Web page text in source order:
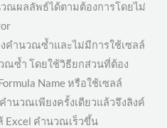
ณผลลัพธ์ได้ตามต้องการโดยไม่
คำนวณซ้ำและไม่มีการใช้เซลล์
ณซ้ำ โดยใช้วิธียกส่วนที่ต้อง
Name หรือใช้เซลล์
นวณเพียงครั้งเดียวแล้วจึงลิงค์
Excel คำนวณเร็วขึ้น